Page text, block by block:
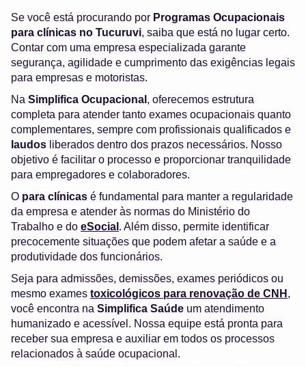
Se você está procurando por Programas Ocupacionais
para clínicas no Tucuruvi, saiba que está no lugar certo.
Contar com uma empresa especializada garante
segurança, agilidade e cumprimento das exigências legais
para empresas e motoristas.
Na Simplifica Ocupacional , oferecemos estrutura
completa para atender tanto exames ocupacionais quanto
complementares, sempre com profissionais qualificados e
laudos liberados dentro dos prazos necessários. Nosso
objetivo é facilitar o processo e proporcionar tranquilidade
para empregadores e colaboradores.
O para clínicas é fundamental para manter a regularidade
da empresa e atender às normas do Ministério do
Trabalho e do eSocial . Além disso, permite identificar
precocemente situações que podem afetar a saúde e a
produtividade dos funcionários.
Seja para admissões, demissões, exames periódicos ou
mesmo exames toxicológicos para renovação de CNH ,
você encontra na Simplifica Saúde um atendimento
humanizado e acessível. Nossa equipe está pronta para
receber sua empresa e auxiliar em todos os processos
relacionados à saúde ocupacional.